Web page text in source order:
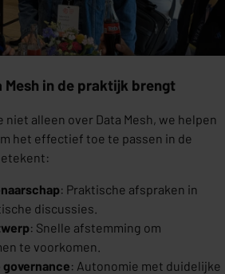
Mesh in de praktijk brengt
niet alleen over Data Mesh, we helpen
het effectief toe te passen in de
: Praktische afspraken in
discussies.
: Snelle afstemming om
te voorkomen.
: Autonomie met duidelijke